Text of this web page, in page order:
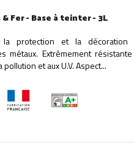
& Fer - Base à teinter - 3L
la protection et la décoration
métaux. Extrêmement
et aux U.V. Aspect...